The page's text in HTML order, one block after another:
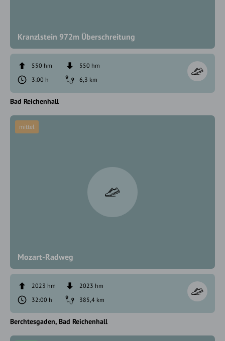
Kranzlstein 972m Überschreitung
550 hm
550 hm
3:00 h
6,3 km
Bad Reichenhall
Mozart-Radweg
mittel
2023 hm
2023 hm
32:00 h
385,4 km
Berchtesgaden Bad Reichenhall